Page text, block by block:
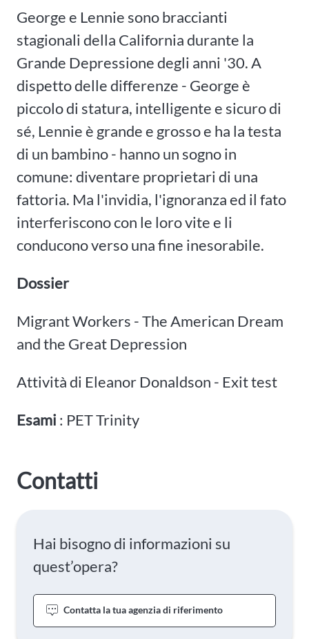
George e Lennie sono braccianti
stagionali della California durante la
Grande Depressione degli anni '30. A
dispetto delle differenze - George è
piccolo di statura, intelligente e sicuro di
sé, Lennie è grande e grosso e ha la testa
di un bambino - hanno un sogno in
comune: diventare proprietari di una
fattoria. Ma l'invidia, l'ignoranza ed il fato
interferiscono con le loro vite e li
conducono verso una fine inesorabile.
Dossier
Migrant Workers - The American Dream
and the Great Depression
Attività di Eleanor Donaldson - Exit test
Esami : PET Trinity
Contatti
Hai bisogno di informazioni su
quest’opera?
Contatta la tua agenzia di riferimento